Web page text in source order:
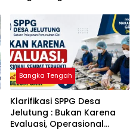
Kejahatan Hingga Tuntas
Bangka Tengah
‎Klarifikasi SPPG Desa
Jelutung : Bukan Karena
Evaluasi, Operasional